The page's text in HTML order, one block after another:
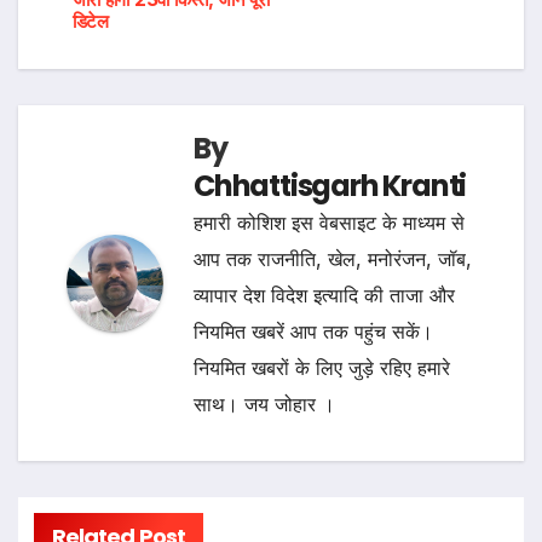
डिटेल
By
Chhattisgarh Kranti
हमारी कोशिश इस वेबसाइट के माध्यम से
आप तक राजनीति, खेल, मनोरंजन, जॉब,
व्यापार देश विदेश इत्यादि की ताजा और
नियमित खबरें आप तक पहुंच सकें।
नियमित खबरों के लिए जुड़े रहिए हमारे
साथ। जय जोहार ।